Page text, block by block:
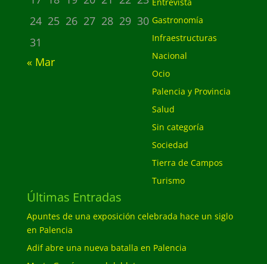
24 25 26 27 28 29 30
31
« Mar
Gastronomía
Infraestructuras
Nacional
Ocio
Palencia y Provincia
Salud
Sin categoría
Sociedad
Tierra de Campos
Turismo
Últimas Entradas
Apuntes de una exposición celebrada hace un siglo
en Palencia
Adif abre una nueva batalla en Palencia